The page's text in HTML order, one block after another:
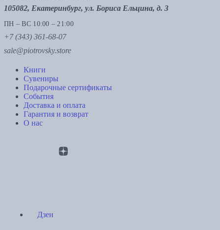
105082, Екатеринбург, ул. Бориса Ельцина, д. 3
ПН – ВС 10:00 – 21:00
+7 (343) 361-68-07
sale@piotrovsky.store
Книги
Сувениры
Подарочные сертификаты
События
Доставка и оплата
Гарантия и возврат
О нас
Дзен